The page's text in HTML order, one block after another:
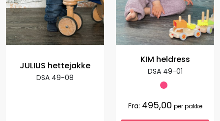
JULIUS hettejakke
DSA 49-08
KIM heldress
DSA 49-01
Fra: 495,00 per pakke